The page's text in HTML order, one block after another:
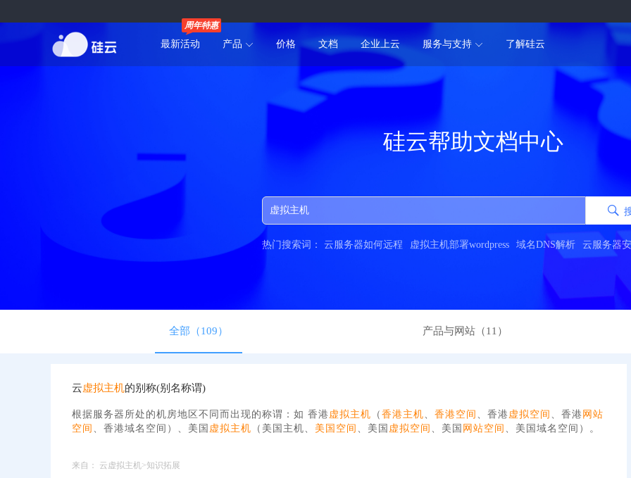
最新活动
周年特惠
产品 价格 文档 企业上云 服务与支持 了解硅云
硅云帮助文档中心
热门搜索词： 云服务器如何远程 虚拟主机部署wordpress 域名DNS解析 云服务器
全部（109） 产品与网站（11）
云虚拟主机的别称(别名称谓)
根据服务器所处的机房地区不同而出现的称谓：如 香港 虚拟主机 （ 香港主机、 香港空间 、香港 虚拟空间 、香港 网站
空间 、香港域名空间）、美国 虚拟主机 （美国主机、 美国空间 、美国 虚拟空间 、美国 网站空间 、美国域名空间）。
来自： 云虚拟主机>知识拓展